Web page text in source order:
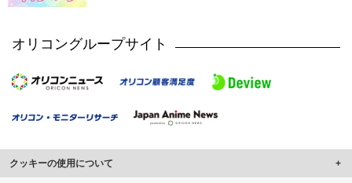
オリコングループサイト
クッキーの使用について